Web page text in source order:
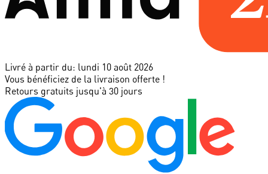
Livré à partir du: lundi 10 août 2026
Vous bénéficiez de la livraison offerte !
Retours gratuits jusqu'à 30 jours